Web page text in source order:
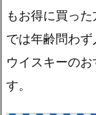
もお得に買っ
では年齢問わ
ウイスキーの
す。